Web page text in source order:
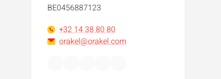
BE0456887123
+32 14 38 80 80
orakel@orakel.com